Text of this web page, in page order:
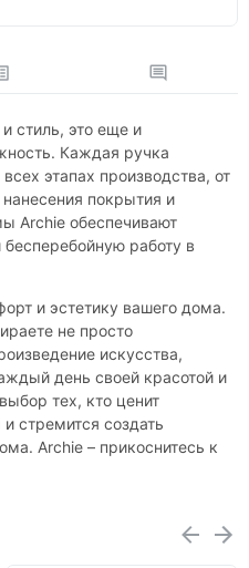
и стиль, это еще и
Каждая ручка
этапах производства, от
покрытия и
Archie обеспечивают
работу в
и эстетику вашего дома.
не просто
искусства,
день своей красотой и
тех, кто ценит
стремится создать
Archie – прикоснитесь к